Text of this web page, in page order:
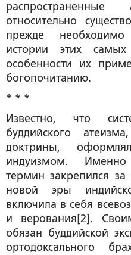
распространенные
относительно
прежде необходимо
истории этих
особенности их
богопочитанию.
* * *
Известно, что
буддийского
доктрины,
индуизмом. Именно
термин закрепился
новой эры
включила в себя
и верования[2].
обязан буддийской
ортодоксального